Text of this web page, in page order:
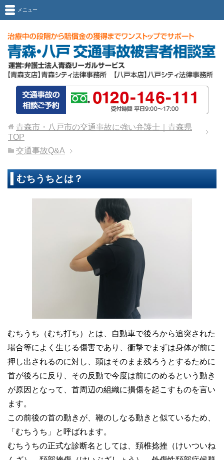
メニュー
青森市・八戸市の交通事故に強い弁護士｜青森県
TOP
交通事故Q&A
むちうちとは？
むちうち（むち打ち）とは、自動車で後ろから追突された
場合等によく生じる傷害であり、衝撃でまずは身体が前に
押し出されるのに対し、頭はそのまま残ろうとするために
首が後ろに反り、その反動で今度は前にのめるという動き
が原因となって、首周辺の組織に損傷を起こすものを言い
ます。
この前後の首の動きが、鞭のしなる動きと似ているため、
「むちうち」と呼ばれます。
むちうちの正式な診断名としては、頚椎捻挫（けいついね